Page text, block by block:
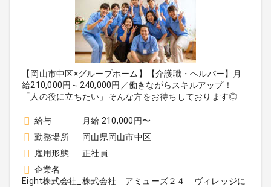
【岡山市中区×グループホーム】【介護職・ヘルパー】月
給210,000円～240,000円／働きながらスキルアップ！
「人の役に立ちたい」そんな方をお待ちしております◎
給与
月給 210,000円〜
勤務場所
岡山県岡山市中区
雇用形態
正社員
企業名
Eight株式会社_株式会社 アミューズ２４ ヴィレッジに